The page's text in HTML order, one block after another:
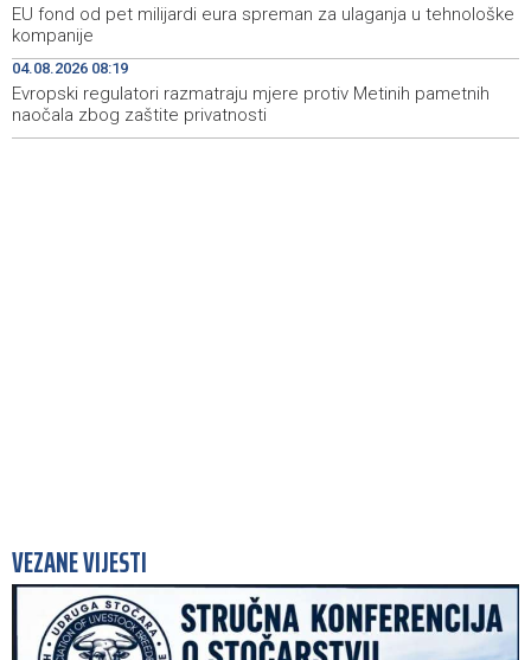
11:25
Forto: Profesionalni vozači ne mogu više čekati –
Evropskoj komisiji ponudili smo provodivo rješenje
11:20
Misija OSCE u BiH - Novinari moraju imati mogućnost da
svoj posao obavljaju slobodno i sigurno
EU fond od pet milijardi eura spreman za ulaganja u tehnološke
kompanije
04.08.2026 08:19
Evropski regulatori razmatraju mjere protiv Metinih pametnih
naočala zbog zaštite privatnosti
VEZANE VIJESTI